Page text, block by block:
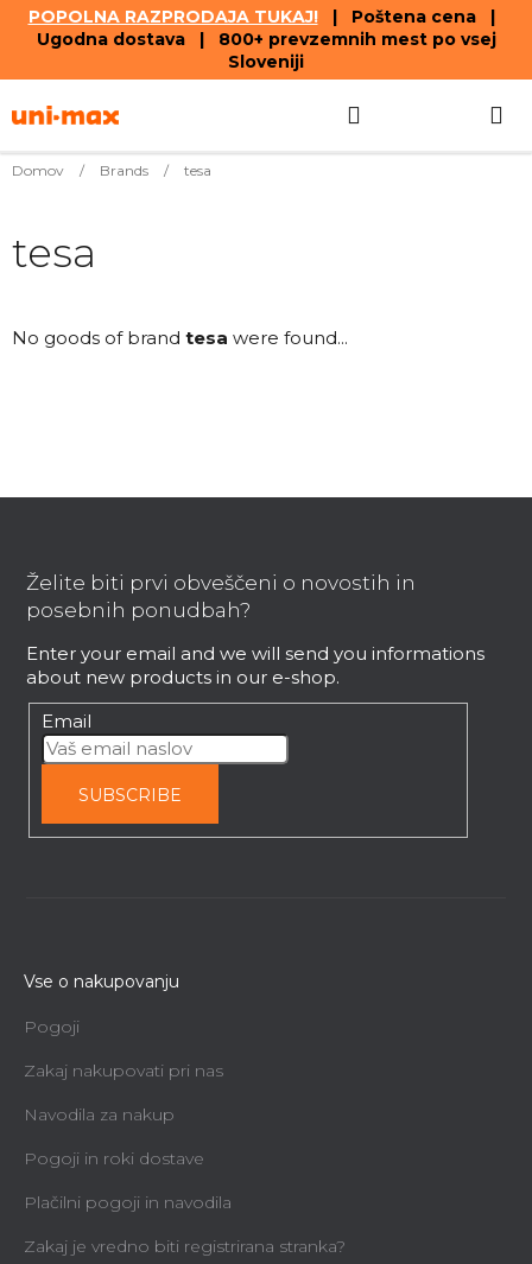
POPOLNA RAZPRODAJA TUKAJ!| Poštena cena |
Ugodna dostava | 800+ prevzemnih mest po vsej
Sloveniji
to
Domov / Brands / tesa
tesa
No goods of brand tesa were found...
Želite biti prvi obveščeni o novostih in
posebnih ponudbah?
Enter your email and we will send you informations
about new products in our e-shop.
Email
SUBSCRIBE
Vse o nakupovanju
Pogoji
Zakaj nakupovati pri nas
Navodila za nakup
Pogoji in roki dostave
Plačilni pogoji in navodila
Zakaj je vredno biti registrirana stranka?